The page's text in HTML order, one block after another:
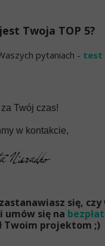
Twoja TOP 5?
pytaniach - test
Twój czas!
w kontakcie,
się,
umów się na
Twoim projektom ;)